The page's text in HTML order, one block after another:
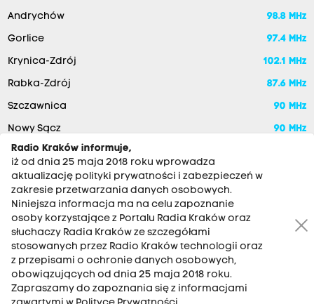
Andrychów 98.8 MHz
Gorlice 97.4 MHz
Krynica-Zdrój 102.1 MHz
Rabka-Zdrój 87.6 MHz
Szczawnica 90 MHz
Nowy Sącz 90 MHz
RADIO KRAKÓW SA. Aleja Juliusza Słowackiego 22, 30-007
Kraków
Antena: 12 200 33 33
Radio Kraków informuje,
iż od dnia 25 maja 2018 roku wprowadza
aktualizację polityki prywatności i zabezpieczeń w
zakresie przetwarzania danych osobowych.
Niniejsza informacja ma na celu zapoznanie
osoby korzystające z Portalu Radia Kraków oraz
słuchaczy Radia Kraków ze szczegółami
stosowanych przez Radio Kraków technologii oraz
z przepisami o ochronie danych osobowych,
obowiązujących od dnia 25 maja 2018 roku.
Zapraszamy do zapoznania się z informacjami